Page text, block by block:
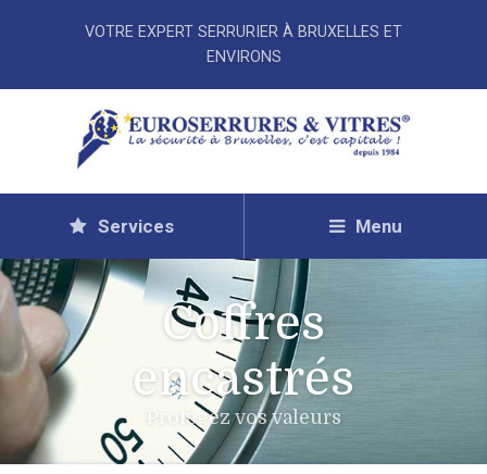
VOTRE EXPERT SERRURIER À BRUXELLES ET
ENVIRONS
Services Menu
Coffres
encastrés
Protégez vos valeurs